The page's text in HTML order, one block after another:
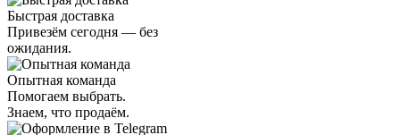
Быстрая доставка
Привезём сегодня — без
ожидания.
Опытная команда
Помогаем выбрать.
Знаем, что продаём.